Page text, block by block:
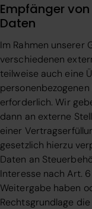
Empfänger
Daten
Im Rahmen
verschiedenen
teilweise auch eine
erforderlich. Wir
dann an externe
einer
gesetzlich hierzu
Daten an
Interesse nach Art. 6
Weitergabe haben
Rechtsgrundlage